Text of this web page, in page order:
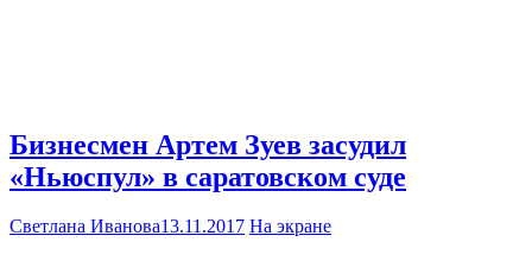
Бизнесмен Артем Зуев засудил
«Ньюспул» в саратовском суде
Светлана Иванова13.11.2017 На экране